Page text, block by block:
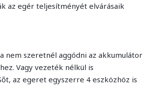
az egér teljesítményét elvárásaik
nem szeretnél aggódni az akkumulátor
Vagy vezeték nélkül is
az egeret egyszerre 4 eszközhöz is